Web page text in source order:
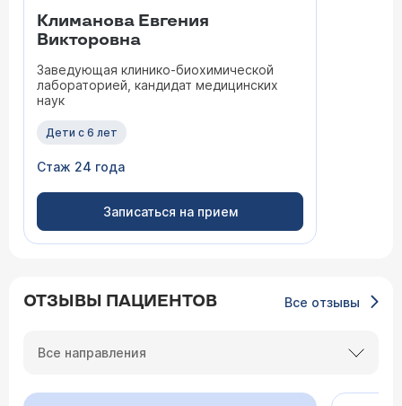
Климанова Евгения
Викторовна
Заведующая клинико-биохимической
лабораторией, кандидат медицинских
наук
Дети с 6 лет
Стаж 24 года
Записаться на прием
ОТЗЫВЫ ПАЦИЕНТОВ Все отзывы
Все направления